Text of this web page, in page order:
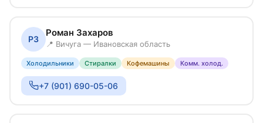
РЗ
Роман Захаров
📍 Вичуга — Ивановская область
Холодильники Стиралки Кофемашины Комм. холод.
+7 (901) 690-05-06